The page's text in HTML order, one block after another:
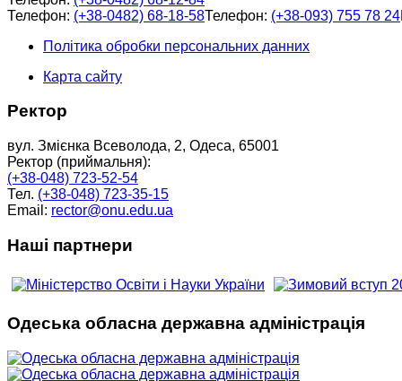
Телефон: (+38-0482) 68-18-58Телефон: (+38-093) 755 78 24
Політика обробки персональних данних
Карта сайту
Ректор
вул. Змієнка Всеволода, 2, Одеса, 65001
Ректор (приймальня):
(+38-048) 723-52-54
Тел. (+38-048) 723-35-15
Email: rector@onu.edu.ua
Наші партнери
Одеська обласна державна адміністрація